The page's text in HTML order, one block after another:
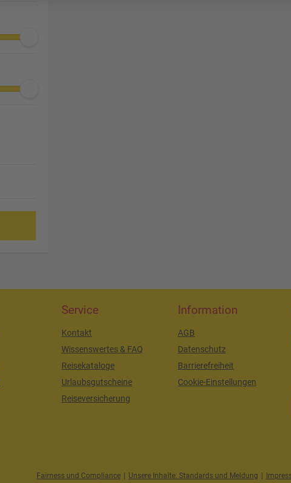
Service
Kontakt
Wissenswertes & FAQ
Reisekataloge
Urlaubsgutscheine
Reiseversicherung
Information
AGB
Datenschutz
Barrierefreiheit
Cookie-Einstellungen
Fairness und Compliance | Unsere Inhalte: Standards und Meldung |